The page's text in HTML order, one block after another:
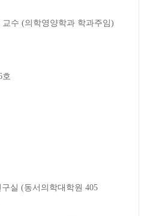
교수 (의학영양학과 학과주임)
호
실 (동서의학대학원 405